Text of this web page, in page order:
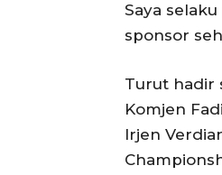
Saya
sponsor
Turut hadir
Komjen
Irjen